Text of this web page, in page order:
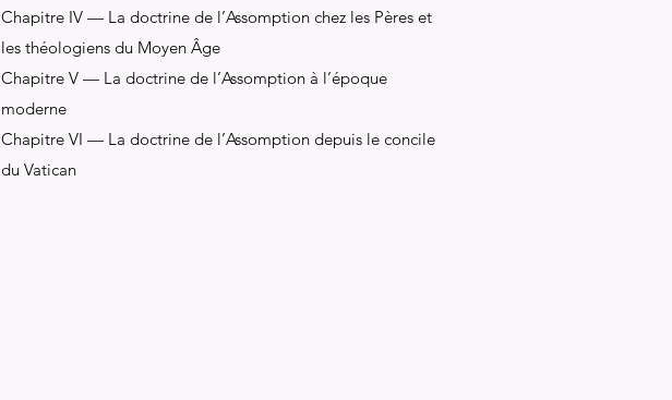
Chapitre IV — La doctrine de l’Assomption chez les Pères et
les théologiens du Moyen Âge
Chapitre V — La doctrine de l’Assomption à l’époque
moderne
Chapitre VI — La doctrine de l’Assomption depuis le concile
du Vatican